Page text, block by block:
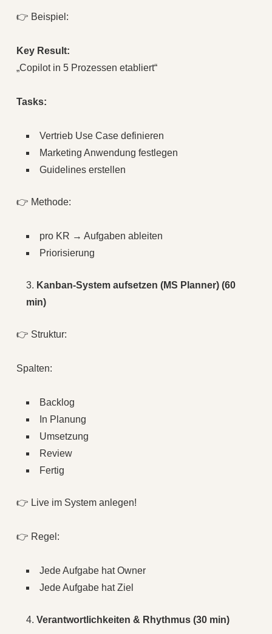
👉 Beispiel:
Key Result:
„Copilot in 5 Prozessen etabliert“
Tasks:
Vertrieb Use Case definieren
Marketing Anwendung festlegen
Guidelines erstellen
👉 Methode:
pro KR → Aufgaben ableiten
Priorisierung
Kanban-System aufsetzen (MS Planner) (60
min)
👉 Struktur:
Spalten:
Backlog
In Planung
Umsetzung
Review
Fertig
👉 Live im System anlegen!
👉 Regel:
Jede Aufgabe hat Owner
Jede Aufgabe hat Ziel
Verantwortlichkeiten & Rhythmus (30 min)